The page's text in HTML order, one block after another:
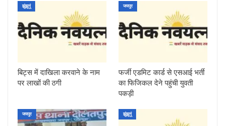
झुंझुनूं
बिट्स में दाखिला करवाने के नाम
पर लाखों की ठगी
जयपुर
फर्जी एडमिट कार्ड से एसआई भर्ती
का फिजिकल देने पहुंची युवती
पकड़ी
जयपुर झुंझुनूं